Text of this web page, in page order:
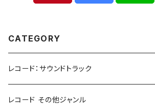
CATEGORY
レコード：サウンドトラック
ホラー/スリラー
レコード その他ジャンル